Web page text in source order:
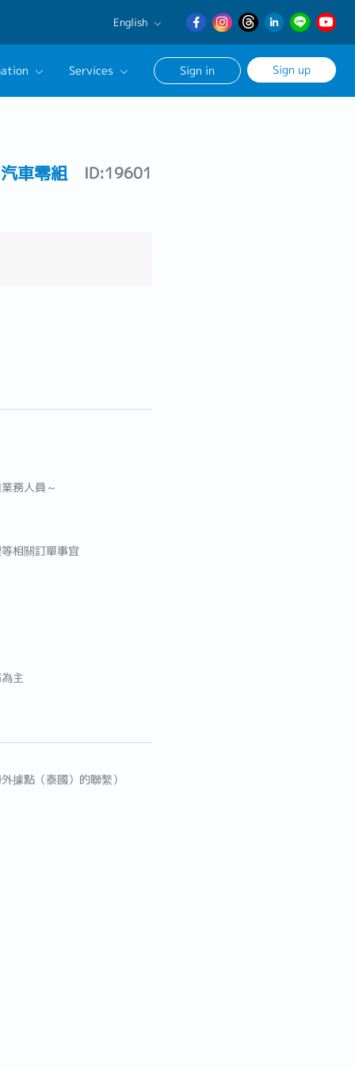
English
English
日本語
Services Sign in Sign up
車零組
ID:19601
務人員～
相關訂單事宜
主
據點（泰國）的聯繫）